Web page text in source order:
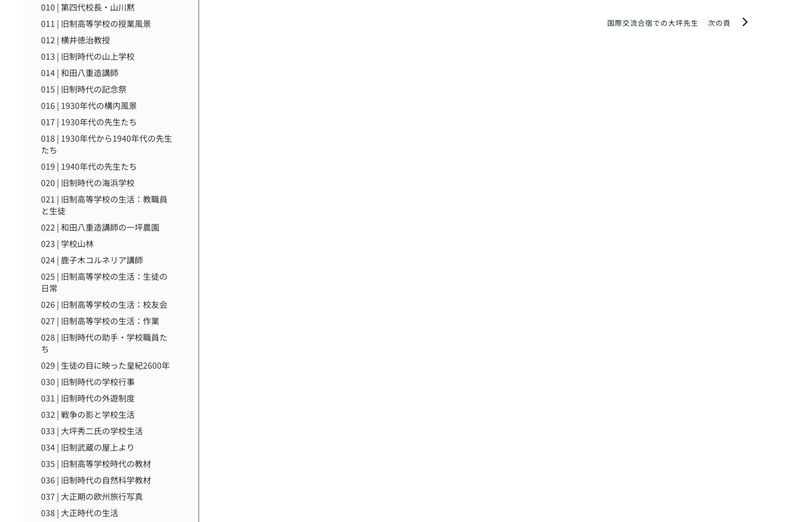
010 | 第四代校長・山川黙
011 | 旧制高等学校の授業風景
012 | 横井徳治教授
013 | 旧制時代の山上学校
014 | 和田八重造講師
015 | 旧制時代の記念祭
016 | 1930年代の構内風景
017 | 1930年代の先生たち
018 | 1930年代から1940年代の先生
たち
019 | 1940年代の先生たち
020 | 旧制時代の海浜学校
021 | 旧制高等学校の生活：教職員
と生徒
022 | 和田八重造講師の一坪農園
023 | 学校山林
024 | 鹿子木コルネリア講師
025 | 旧制高等学校の生活：生徒の
日常
026 | 旧制高等学校の生活：校友会
027 | 旧制高等学校の生活：作業
028 | 旧制時代の助手・学校職員た
ち
029 | 生徒の目に映った皇紀2600年
030 | 旧制時代の学校行事
031 | 旧制時代の外遊制度
032 | 戦争の影と学校生活
033 | 大坪秀二氏の学校生活
034 | 旧制武蔵の屋上より
035 | 旧制高等学校時代の教材
036 | 旧制時代の自然科学教材
037 | 大正期の欧州旅行写真
038 | 大正時代の生活
次の頁
国際交流合宿での大坪先生